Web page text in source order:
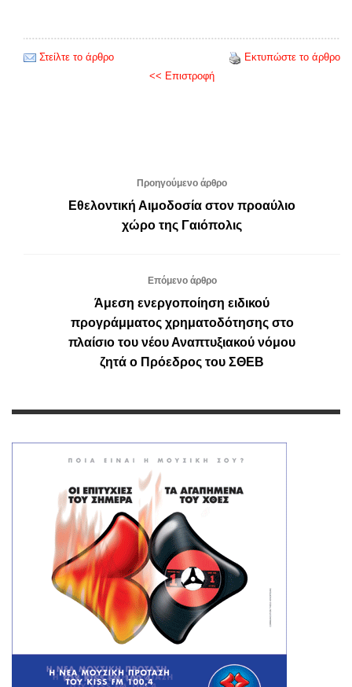
Στείλτε το άρθρο
Εκτυπώστε το άρθρο
<< Επιστροφή
Προηγούμενο άρθρο
Εθελοντική Αιμοδοσία στον προαύλιο
χώρο της Γαιόπολις
Επόμενο άρθρο
Άμεση ενεργοποίηση ειδικού
προγράμματος χρηματοδότησης στο
πλαίσιο του νέου Αναπτυξιακού νόμου
ζητά ο Πρόεδρος του ΣΘΕΒ